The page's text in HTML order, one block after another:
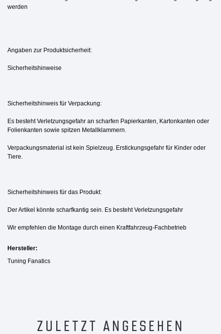
werden
Angaben zur Produktsicherheit:
Sicherheitshinweise
Sicherheitshinweis für Verpackung:
Es besteht Verletzungsgefahr an scharfen Papierkanten, Kartonkanten oder
Folienkanten sowie spitzen Metallklammern.
Verpackungsmaterial ist kein Spielzeug. Erstickungsgefahr für Kinder oder
Tiere.
Sicherheitshinweis für das Produkt:
Der Artikel könnte scharfkantig sein. Es besteht Verletzungsgefahr
Wir empfehlen die Montage durch einen Kraftfahrzeug-Fachbetrieb
Hersteller:
Tuning Fanatics
ZULETZT ANGESEHEN